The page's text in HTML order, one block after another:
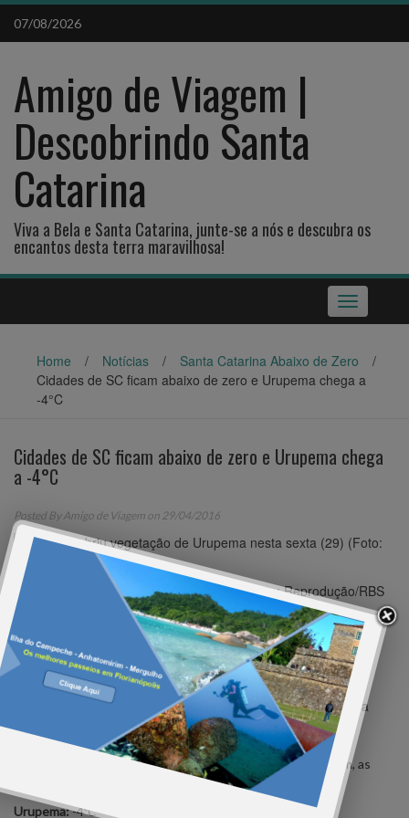
Skip
content
07/08/2026
Amigo de Viagem |
Descobrindo Santa
Catarina
Viva a Bela e Santa Catarina, junte-se a nós e descubra os
encantos desta terra maravilhosa!
Toggle
navigation
Home / Notícias / Santa Catarina Abaixo de Zero
/
Cidades de SC ficam abaixo de zero e Urupema chega a
-4°C
Cidades de SC ficam abaixo de zero e Urupema chega
a -4°C
Posted ByAmigo de Viagem on 29/04/2016
Geada em Urupema nesta sexta (29) (Foto: Reprodução/RBS
TV)
A sexta-feira (29) em Santa Catarina seguiu com as mesmas
características dos últimos dias: muito frio. Em Urupema, na
Serra, os termômetros chegaram a -4°C. Entre a região e o
Oeste, várias cidades tiveram geada, com vegetação tomada
pelo gelo desde a quinta (28).
O meteorologista Leandro Puchalski, da Central RBS de
Meteorologia, informou por meio dos dados do Inmet/Ciram, as
temperaturas mais baixas até as 6h:
Urupema:-4ºC